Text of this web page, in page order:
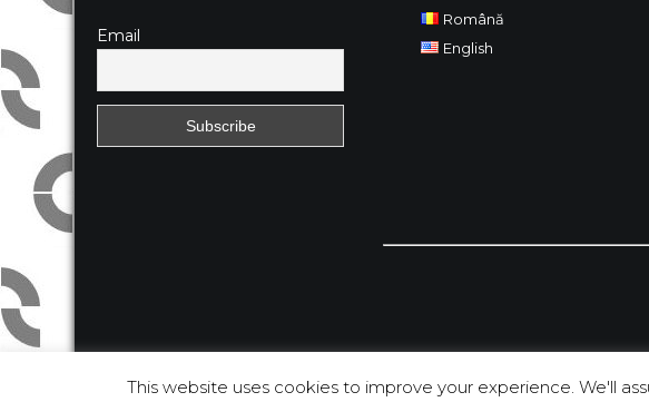
Email
Română
English
QQinfo. All Rights Reserved
This website uses cookies to improve your experience. We'll